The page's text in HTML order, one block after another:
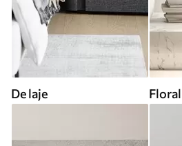
De laje Floral